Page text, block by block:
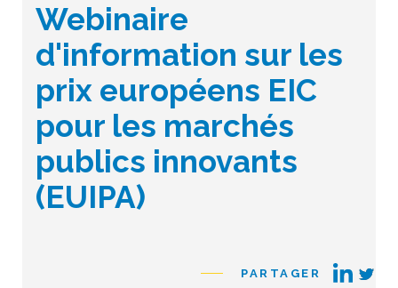
Webinaire
d'information sur les
prix européens EIC
pour les marchés
publics innovants
(EUIPA)
PARTAGER